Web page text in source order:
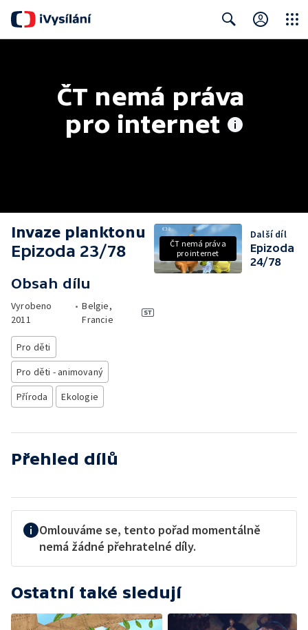
ČT nemá práva
pro internet
Invaze planktonu
Epizoda 23/78
Obsah dílu
Vyrobeno
2011
• Belgie,
Francie
Pro děti
Pro děti - animovaný
Příroda
Ekologie
ČT nemá práva
pro internet
Další díl
Epizoda
24/78
Přehled dílů
Omlouváme se, tento pořad momentálně
nemá žádné přehratelné díly.
Ostatní také sledují